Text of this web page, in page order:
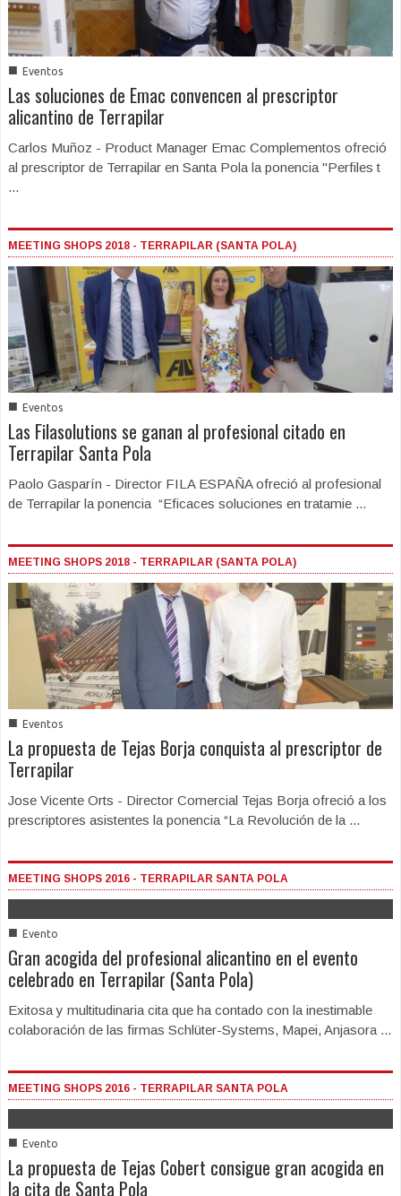
■ Eventos
Las soluciones de Emac convencen al prescriptor
alicantino de Terrapilar
Carlos Muñoz - Product Manager Emac Complementos ofreció
al prescriptor de Terrapilar en Santa Pola la ponencia "Perfiles t
...
MEETING SHOPS 2018 - TERRAPILAR (SANTA POLA)
■ Eventos
Las Filasolutions se ganan al profesional citado en
Terrapilar Santa Pola
Paolo Gasparín - Director FILA ESPAÑA ofreció al profesional
de Terrapilar la ponencia “Eficaces soluciones en tratamie ...
MEETING SHOPS 2018 - TERRAPILAR (SANTA POLA)
■ Eventos
La propuesta de Tejas Borja conquista al prescriptor de
Terrapilar
Jose Vicente Orts - Director Comercial Tejas Borja ofreció a los
prescriptores asistentes la ponencia “La Revolución de la ...
MEETING SHOPS 2016 - TERRAPILAR SANTA POLA
■ Evento
Gran acogida del profesional alicantino en el evento
celebrado en Terrapilar (Santa Pola)
Exitosa y multitudinaria cita que ha contado con la inestimable
colaboración de las firmas Schlüter-Systems, Mapei, Anjasora ...
MEETING SHOPS 2016 - TERRAPILAR SANTA POLA
■ Evento
La propuesta de Tejas Cobert consigue gran acogida en
la cita de Santa Pola